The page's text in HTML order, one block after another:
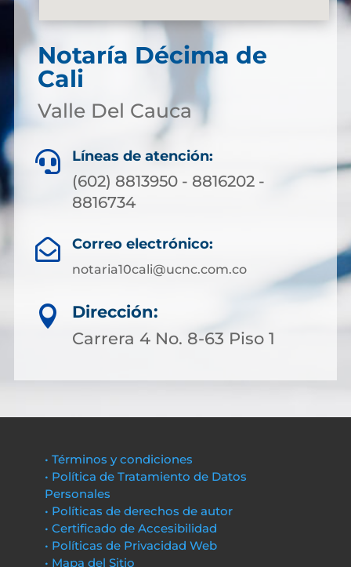
Notaría Décima de
Cali
Valle Del Cauca
 Líneas de atención:
(602) 8813950 - 8816202 -
8816734
 Correo electrónico:
notaria10cali@ucnc.com.co

Dirección:
Carrera 4 No. 8-63 Piso 1
• Términos y condiciones
• Política de Tratamiento de Datos
Personales
• Políticas de derechos de autor
• Certificado de Accesibilidad
• Políticas de Privacidad Web
• Mapa del Sitio